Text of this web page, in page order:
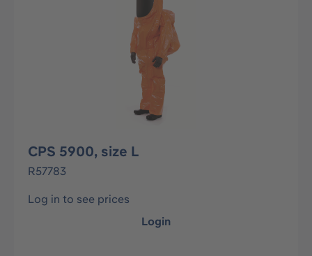
CPS 5900, size L
R57783
Log in to see prices
Login